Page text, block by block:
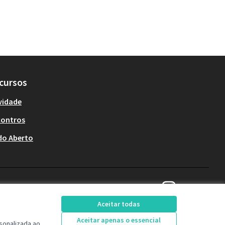
Aceitar todas
Aceitar apenas o essencial
Aberto
Decide Contagem
(Link externo)